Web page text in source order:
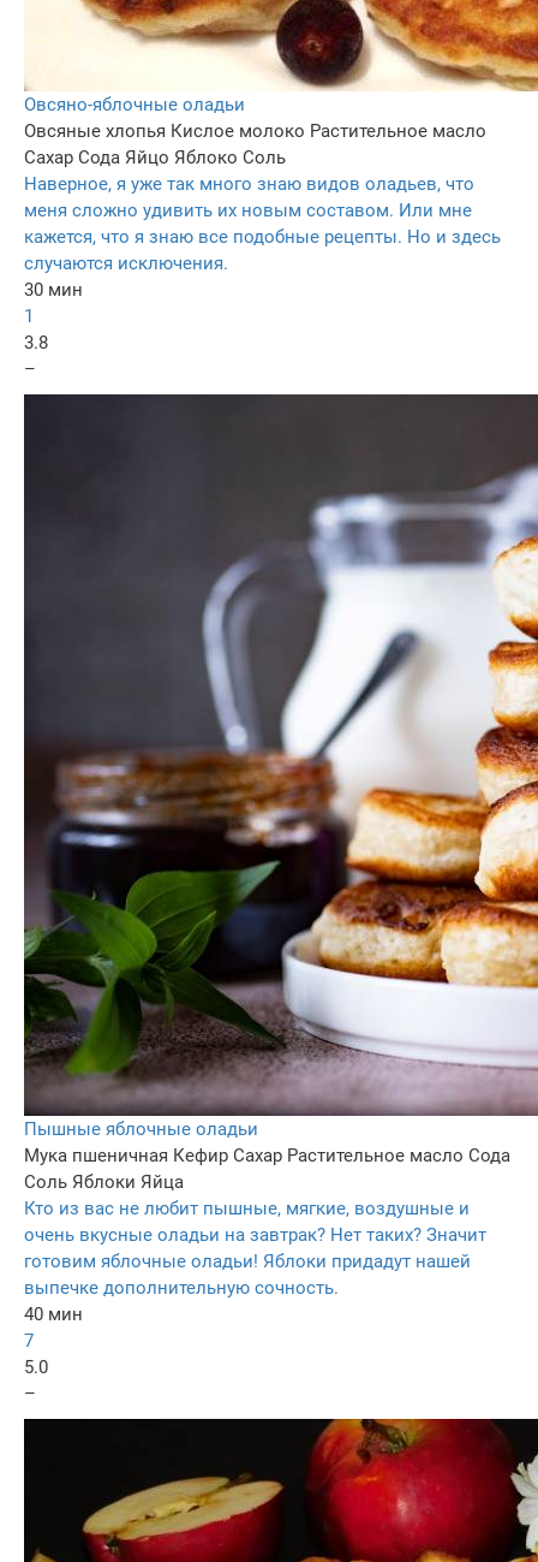
Овсяно-яблочные оладьи
Овсяные хлопья Кислое молоко Растительное масло
Сахар Сода Яйцо Яблоко Соль
Наверное, я уже так много знаю видов оладьев, что
меня сложно удивить их новым составом. Или мне
кажется, что я знаю все подобные рецепты. Но и здесь
случаются исключения.
30 мин
1
3.8
–
Пышные яблочные оладьи
Мука пшеничная Кефир Сахар Растительное масло Сода
Соль Яблоки Яйца
Кто из вас не любит пышные, мягкие, воздушные и
очень вкусные оладьи на завтрак? Нет таких? Значит
готовим яблочные оладьи! Яблоки придадут нашей
выпечке дополнительную сочность.
40 мин
7
5.0
–